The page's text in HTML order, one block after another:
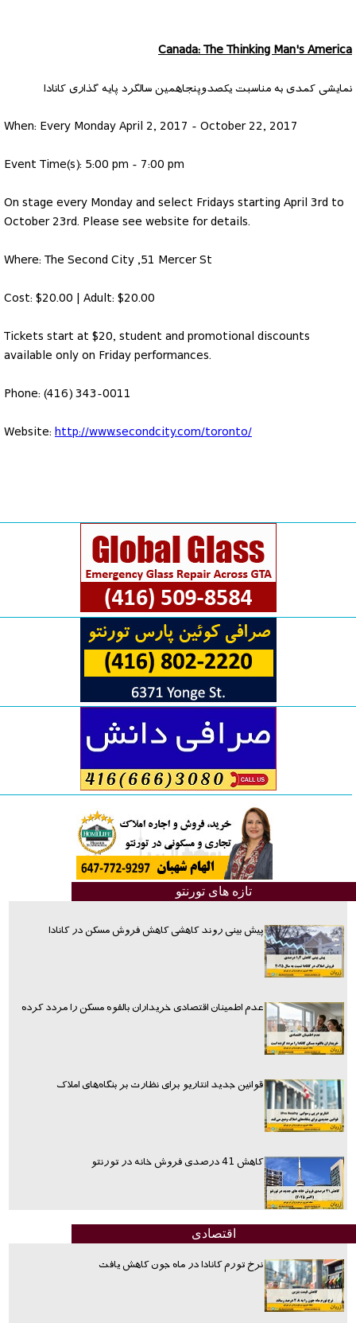
Canada: The Thinking Man's America
نمایشی کمدی به مناسبت یکصدوپنجاهمین سالگرد پایه گذاری کانادا
When: Every Monday April 2, 2017 - October 22, 2017
Event Time(s): 5:00 pm - 7:00 pm
On stage every Monday and select Fridays starting April 3rd to
October 23rd. Please see website for details.
Where: The Second City ,51 Mercer St
Cost: $20.00 | Adult: $20.00
Tickets start at $20, student and promotional discounts
available only on Friday performances.
Phone: (416) 343-0011
Website:http://www.secondcity.com/toronto/
تازه های تورنتو
پیش بینی روند کاهشی کاهش فروش مسکن در کانادا
عدم اطمینان اقتصادی خریداران بالقوه مسکن را مردد کرده
قوانین جدید انتاریو برای نظارت بر بنگاه‌های املاک
کاهش 41 درصدی فروش خانه در تورنتو
اقتصادی
نرخ تورم کانادا در ماه جون کاهش یافت